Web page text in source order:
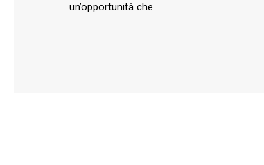
un’opportunità che